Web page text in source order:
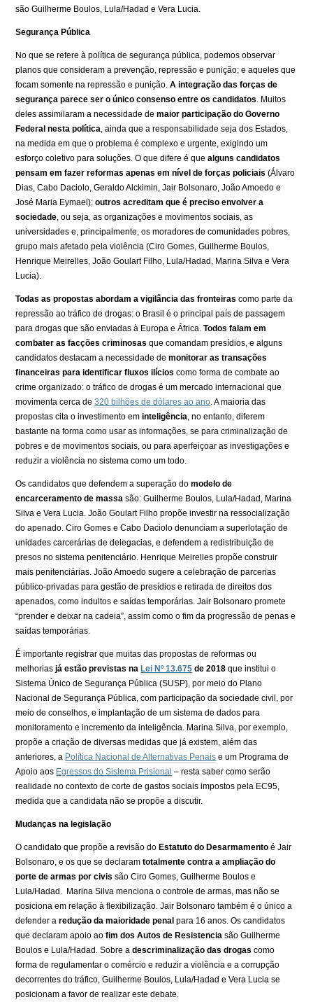
são Guilherme Boulos, Lula/Hadad e Vera Lucia.
Segurança Pública
No que se refere à política de segurança pública, podemos observar
planos que consideram a prevenção, repressão e punição; e aqueles que
focam somente na repressão e punição.A integração das forças de
segurança parece ser o único consenso entre os candidatos . Muitos
deles assimilaram a necessidade demaior participação do Governo
Federal nesta política , ainda que a responsabilidade seja dos Estados,
na medida em que o problema é complexo e urgente, exigindo um
esforço coletivo para soluções. O que difere é quealguns candidatos
pensam em fazer reformas apenas em nível de forças policiais (Álvaro
Dias, Cabo Daciolo, Geraldo Alckimin, Jair Bolsonaro, João Amoedo e
José Maria Eymael);outros acreditam que é preciso envolver a
sociedade , ou seja, as organizações e movimentos sociais, as
universidades e, principalmente, os moradores de comunidades pobres,
grupo mais afetado pela violência (Ciro Gomes, Guilherme Boulos,
Henrique Meirelles, João Goulart Filho, Lula/Hadad, Marina Silva e Vera
Lucia).
Todas as propostas abordam a vigilância das fronteiras como parte da
repressão ao tráfico de drogas: o Brasil é o principal país de passagem
para drogas que são enviadas à Europa e África.Todos falam em
combater as facções criminosas que comandam presídios, e alguns
candidatos destacam a necessidade demonitorar as transações
financeiras para identificar fluxos ilícios como forma de combate ao
crime organizado: o tráfico de drogas é um mercado internacional que
movimenta cerca de320 bilhões de dólares ao ano . A maioria das
propostas cita o investimento eminteligência , no entanto, diferem
bastante na forma como usar as informações, se para criminalização de
pobres e de movimentos sociais, ou para aperfeiçoar as investigações e
reduzir a violência no sistema como um todo.
Os candidatos que defendem a superação domodelo de
encarceramento de massasão: Guilherme Boulos, Lula/Hadad, Marina
Silva e Vera Lucia. João Goulart Filho propõe investir na ressocialização
do apenado. Ciro Gomes e Cabo Daciolo denunciam a superlotação de
unidades carcerárias de delegacias, e defendem a redistribuição de
presos no sistema penitenciário. Henrique Meirelles propõe construir
mais penitenciárias. João Amoedo sugere a celebração de parcerias
público-privadas para gestão de presídios e retirada de direitos dos
apenados, como indultos e saídas temporárias. Jair Bolsonaro promete
“prender e deixar na cadeia”, assim como o fim da progressão de penas e
saídas temporárias.
É importante registrar que muitas das propostas de reformas ou
melhoriasjá estão previstas naLei Nº 13.675 de 2018 que institui o
Sistema Único de Segurança Pública (SUSP), por meio do Plano
Nacional de Segurança Pública, com participação da sociedade civil, por
meio de conselhos, e implantação de um sistema de dados para
monitoramento e incremento da inteligência. Marina Silva, por exemplo,
propõe a criação de diversas medidas que já existem, além das
anteriores, a Política Nacional de Alternativas Penais e um Programa de
Apoio aos Egressos do Sistema Prisional – resta saber como serão
realidade no contexto de corte de gastos sociais impostos pela EC95,
medida que a candidata não se propõe a discutir.
Mudanças na legislação
O candidato que propõe a revisão doEstatuto do Desarmamento é Jair
Bolsonaro, e os que se declaramtotalmente contra a ampliação do
porte de armas por civis são Ciro Gomes, Guilherme Boulos e
Lula/Hadad. Marina Silva menciona o controle de armas, mas não se
posiciona em relação à flexibilização. Jair Bolsonaro também é o único a
defender aredução da maioridade penal para 16 anos. Os candidatos
que declaram apoio aofim dos Autos de Resistencia são Guilherme
Boulos e Lula/Hadad. Sobre adescriminalização das drogas como
forma de regulamentar o comércio e reduzir a violência e a corrupção
decorrentes do tráfico, Guilherme Boulos, Lula/Hadad e Vera Lucia se
posicionam a favor de realizar este debate.